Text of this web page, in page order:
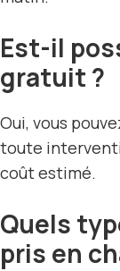
Est-il
gratuit ?
Oui, vous
toute
coût estimé.
Quels
pris en